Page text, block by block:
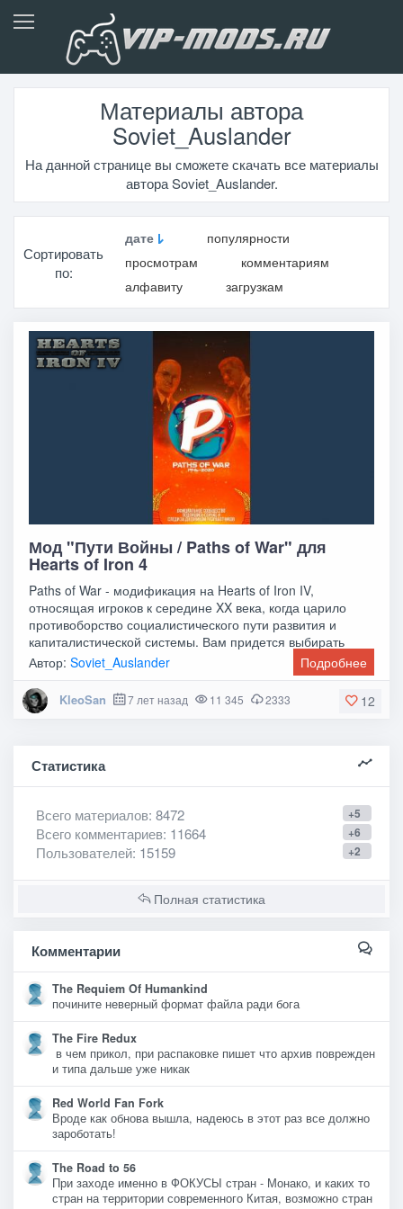
Материалы автора
Soviet_Auslander
На данной странице вы сможете скачать все материалы
автора Soviet_Auslander.
Сортировать
по:
дате
популярности
просмотрам
комментариям
алфавиту
загрузкам
Мод "Пути Войны / Paths of War" для
Hearts of Iron 4
Paths of War - модификация на Hearts of Iron IV,
относящая игроков к середине XX века, когда царило
противоборство социалистического пути развития и
капиталистической системы. Вам придется выбирать
Автор:Soviet_Auslander Подробнее
12
KleoSan 7 лет назад 11 345 2333
Статистика
+5
Всего материалов: 8472
+6
Всего комментариев: 11664
+2
Пользователей: 15159
Полная статистика
Комментарии
The Requiem Of Humankind
почините неверный формат файла ради бога
The Fire Redux
в чем прикол, при распаковке пишет что архив поврежден
и типа дальше уже никак
Red World Fan Fork
Вроде как обнова вышла, надеюсь в этот раз все должно
зароботать!
The Road to 56
При заходе именно в ФОКУСЫ стран - Монако, и каких то
стран на территории современного Китая, возможно стран